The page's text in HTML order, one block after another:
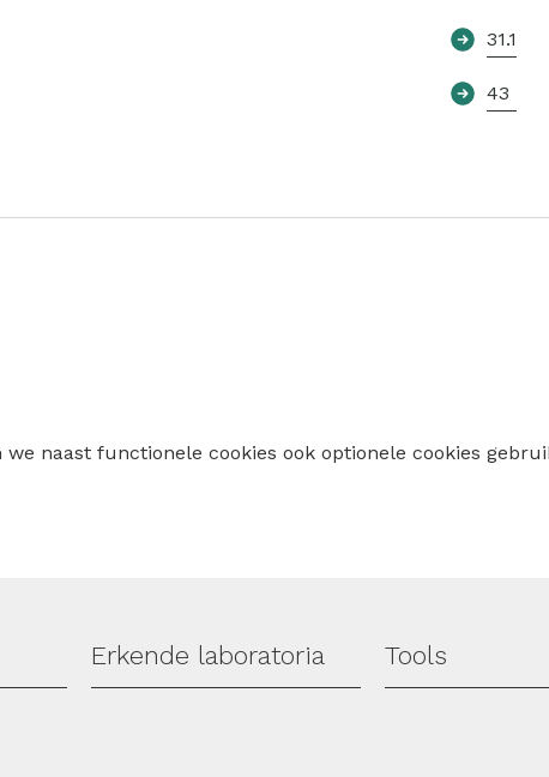
31.1
43
naast functionele cookies ook optionele cookies
Erkende laboratoria Tools